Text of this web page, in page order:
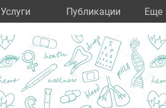
Услуги Публикации Eще